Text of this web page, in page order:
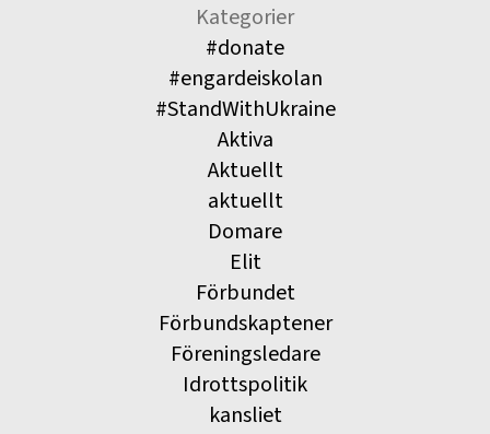
Kategorier
#donate
#engardeiskolan
#StandWithUkraine
Aktiva
Aktuellt
aktuellt
Domare
Elit
Förbundet
Förbundskaptener
Föreningsledare
Idrottspolitik
kansliet